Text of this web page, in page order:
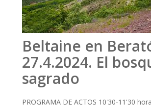
Beltaine en
27.4.2024. El
sagrado
PROGRAMA DE ACTOS 10'30-11'30